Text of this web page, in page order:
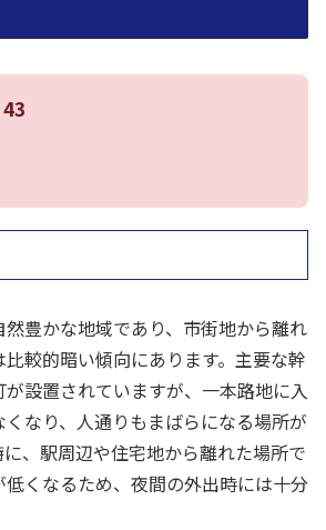
豊かな地域であり、市街地から離れ
較的暗い傾向にあります。主要な幹
設置されていますが、一本路地に入
なり、人通りもまばらになる場所が
、駅周辺や住宅地から離れた場所で
くなるため、夜間の外出時には十分